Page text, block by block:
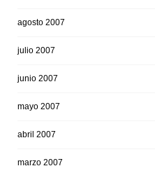
agosto 2007
julio 2007
junio 2007
mayo 2007
abril 2007
marzo 2007